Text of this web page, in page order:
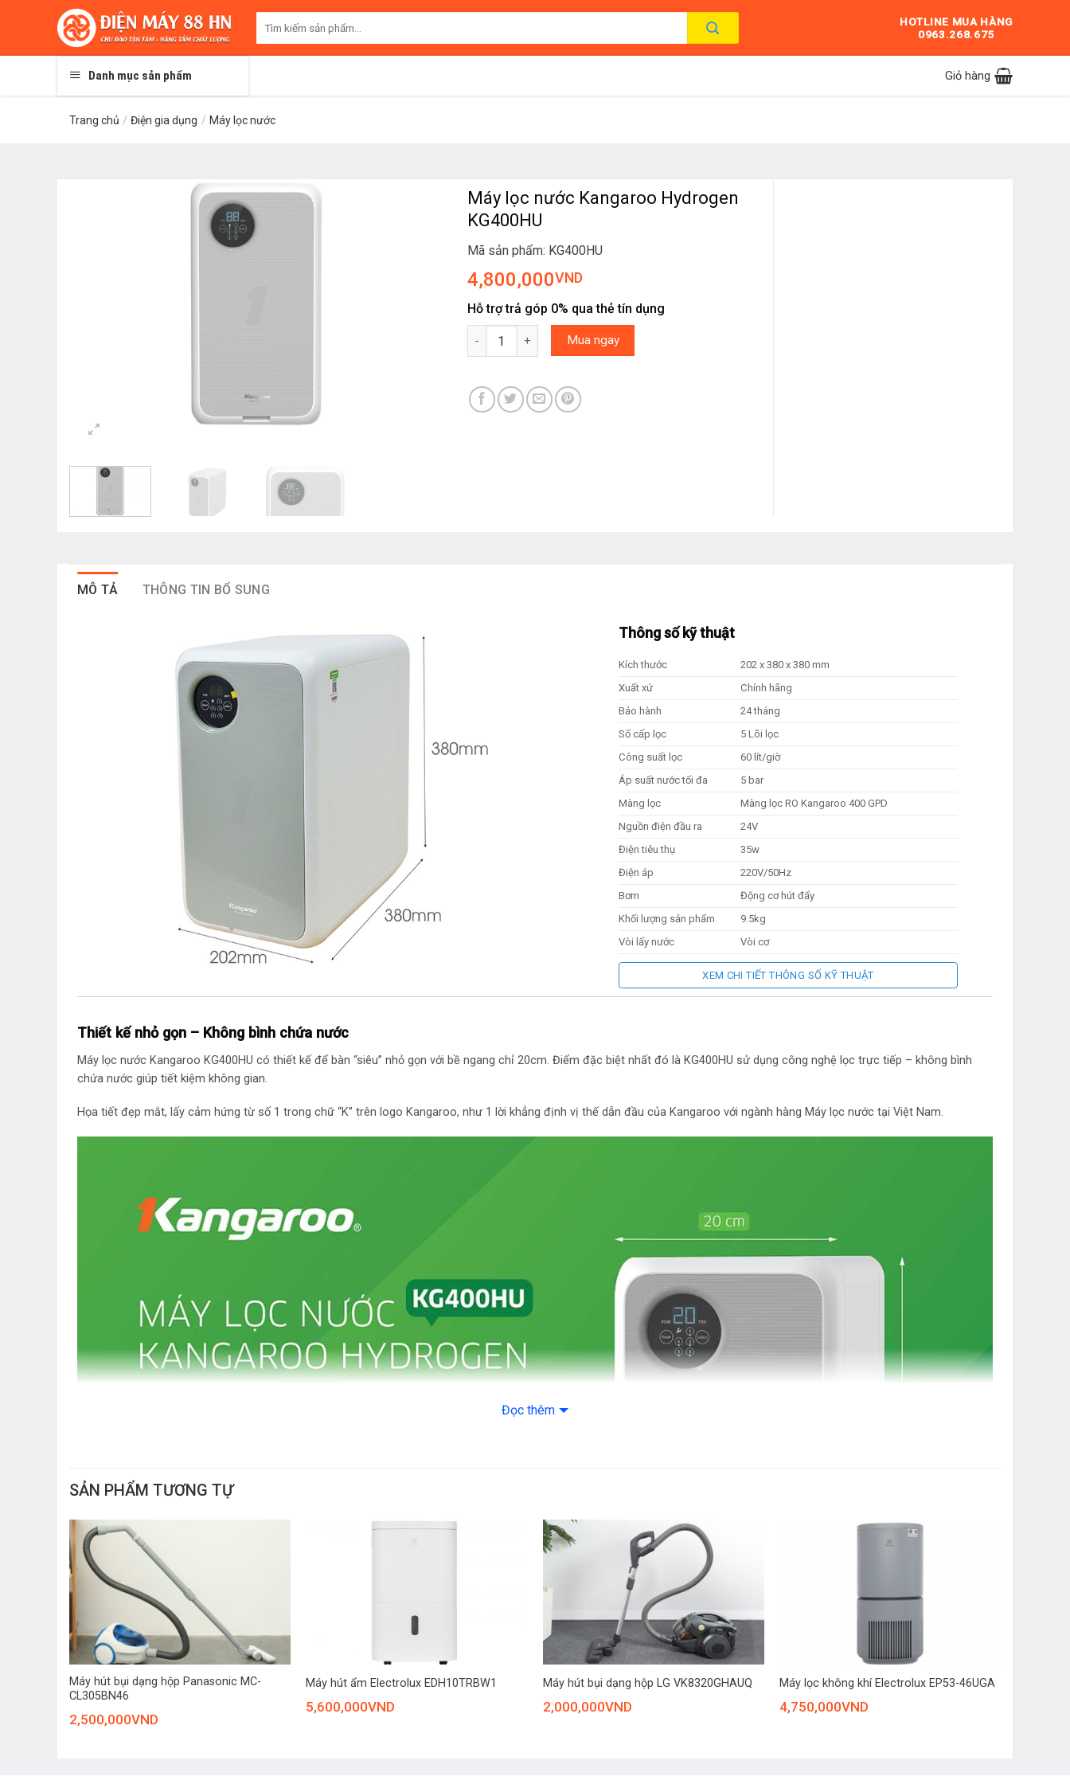
kiếm:
HOTLINE MUA HÀNG
0963.268.675
Danh mục sản phẩm Giỏ hàng
Trang chủ / Điện gia dụng / Máy lọc nước
Máy lọc nước Kangaroo Hydrogen
KG400HU
Mã sản phẩm: KG400HU
4,800,000VND
Hỗ trợ trả góp 0% qua thẻ tín dụng
Máy lọc nước Kangaroo Hydrogen KG400HU số lượng
Mua ngay
MÔ TẢ THÔNG TIN BỔ SUNG
Thông số kỹ thuật
Kích thước
202 x 380 x 380 mm
Xuất xứ
Chính hãng
Bảo hành
24 tháng
Số cấp lọc
5 Lõi lọc
Công suất lọc
60 lít/giờ
Áp suất nước tối đa
5 bar
Màng lọc
Màng lọc RO Kangaroo 400 GPD
Nguồn điện đầu ra
24V
Điện tiêu thụ
35w
Điện áp
220V/50Hz
Bơm
Động cơ hút đẩy
Khối lượng sản phẩm
9.5kg
Vòi lấy nước
Vòi cơ
Dung tích bình chứa
Không sử dụng bình chứa
Van điện từ
KSD
Hiển thị mức độ nước
sạch
Có
Nước nguội chuẩn uống trực tiếp của Bộ Y Tế
QCVN 6-1:2010 BYT
XEM CHI TIẾT THÔNG SỐ KỸ THUẬT
Thiết kế nhỏ gọn – Không bình chứa nước
Máy lọc nước Kangaroo KG400HU có thiết kế để bàn “siêu” nhỏ gọn với bề ngang chỉ 20cm. Điểm đặc biệt nhất đó là KG400HU sử dụng công nghệ lọc trực tiếp – không bình
chứa nước giúp tiết kiệm không gian.
Họa tiết đẹp mắt, lấy cảm hứng từ số 1 trong chữ “K” trên logo Kangaroo, như 1 lời khẳng định vị thế dẫn đầu của Kangaroo với ngành hàng Máy lọc nước tại Việt Nam.
Đọc thêm
SẢN PHẨM TƯƠNG TỰ
Máy hút bụi dạng hộp Panasonic MC-
CL305BN46
2,500,000VND
Máy hút ẩm Electrolux EDH10TRBW1
5,600,000VND
Máy hút bụi dạng hộp LG VK8320GHAUQ
2,000,000VND
Máy lọc không khí Electrolux EP53-46UGA
4,750,000VND